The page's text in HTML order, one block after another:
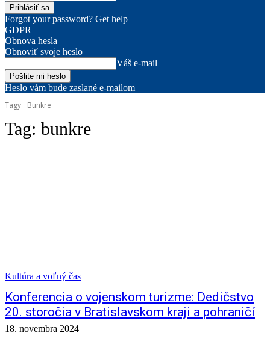
Forgot your password? Get help
GDPR
Obnova hesla
Obnoviť svoje heslo
Váš e-mail
Heslo vám bude zaslané e-mailom
Tagy
Bunkre
Tag: bunkre
Kultúra a voľný čas
Konferencia o vojenskom turizme: Dedičstvo
20. storočia v Bratislavskom kraji a pohraničí
18. novembra 2024